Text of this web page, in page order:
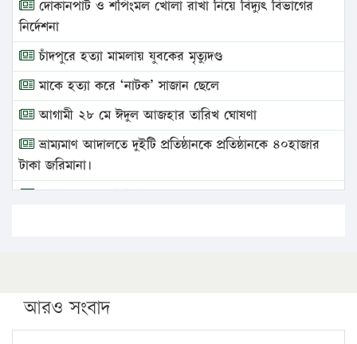
দোকানপাট ও শপিংমল খোলা রাখা নিয়ে বিদ্যুৎ বিভাগের
নির্দেশনা
চাঁদপুরে হত্যা মামলায় যুবকের মৃত্যুদণ্ড
মাকে হত্যা করে ‘নাটক’ সাজান ছেলে
আগামী ২৮ মে ঈদুল আজহার তারিখ ঘোষণা
ভ্রাম্যমাণ আদালতে দুইটি প্রতিষ্ঠানকে প্রতিষ্ঠানকে ৪০হাজার
টাকা জরিমানা।
এবার লঞ্চের ভাড়া বাড়ল
পিএইচডি করছেন কুয়েটের কৃতি…
সারা দেশে বজ্রাঘাতে ১৪ জনের প্রাণহানি
আরও সংবাদ